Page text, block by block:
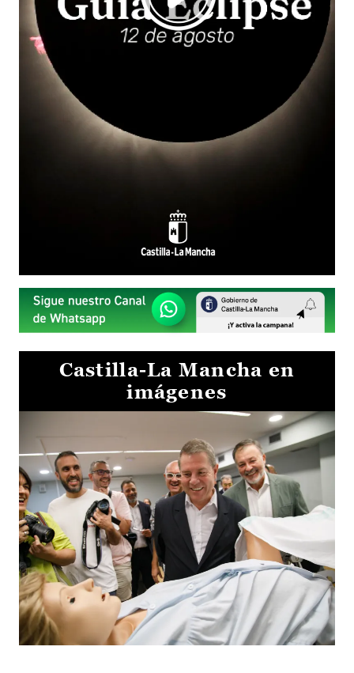
Castilla-La Mancha en
imágenes